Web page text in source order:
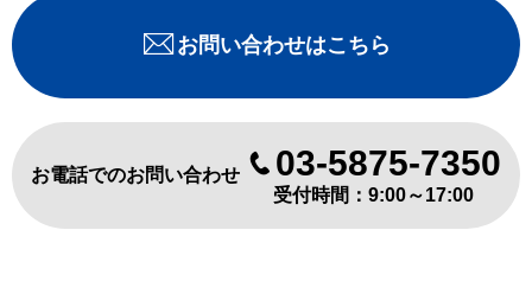
お問い合わせはこちら
お電話でのお問い合わせ 03-5875-7350
受付時間：9:00～17:00